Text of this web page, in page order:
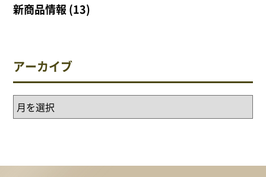
新商品情報 (13)
アーカイブ